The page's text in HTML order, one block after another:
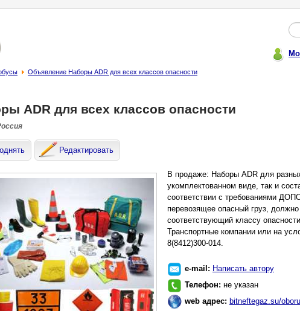
Объявление Наборы ADR для всех классов опасности
ADR для всех классов опасности
Редактировать
В продаже: Наборы ADR для
укомплектованном виде, так и
соответствии с требованиями
перевозящее опасный груз,
соответствующий классу
Транспортные компании или на
8(8412)300-014.
e-mail: Написать автору
Телефон: не указан
web адрес: bitneftegaz.su/